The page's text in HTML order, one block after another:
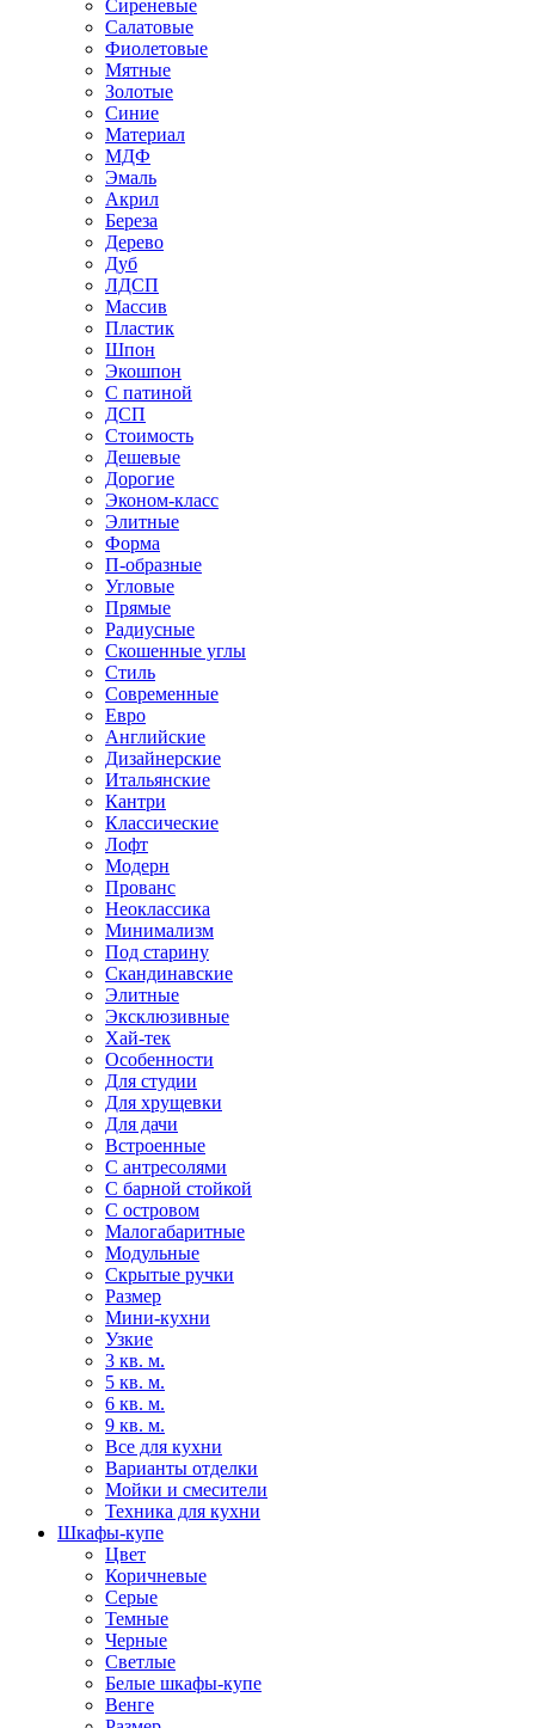
Сиреневые
Салатовые
Фиолетовые
Мятные
Золотые
Синие
Материал
МДФ
Эмаль
Акрил
Береза
Дерево
Дуб
ЛДСП
Массив
Пластик
Шпон
Экошпон
С патиной
ДСП
Стоимость
Дешевые
Дорогие
Эконом-класс
Элитные
Форма
П-образные
Угловые
Прямые
Радиусные
Скошенные углы
Стиль
Современные
Евро
Английские
Дизайнерские
Итальянские
Кантри
Классические
Лофт
Модерн
Прованс
Неоклассика
Минимализм
Под старину
Скандинавские
Элитные
Эксклюзивные
Хай-тек
Особенности
Для студии
Для хрущевки
Для дачи
Встроенные
С антресолями
С барной стойкой
С островом
Малогабаритные
Модульные
Скрытые ручки
Размер
Мини-кухни
Узкие
3 кв. м.
5 кв. м.
6 кв. м.
9 кв. м.
Все для кухни
Варианты отделки
Мойки и смесители
Техника для кухни
Шкафы-купе
Цвет
Коричневые
Серые
Темные
Черные
Светлые
Белые шкафы-купе
Венге